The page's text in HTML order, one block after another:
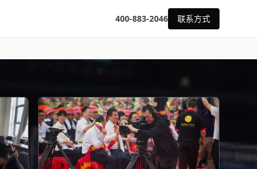
400-883-2046 联系方式